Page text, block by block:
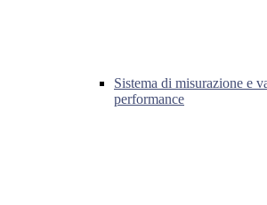
Sistema di misurazione e
performance